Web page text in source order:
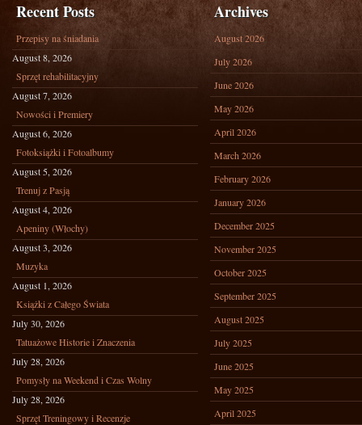
Recent Posts
Przepisy na śniadania
August 8, 2026
Sprzęt rehabilitacyjny
August 7, 2026
Nowości i Premiery
August 6, 2026
Fotoksiążki i Fotoalbumy
August 5, 2026
Trenuj z Pasją
August 4, 2026
Apeniny (Włochy)
August 3, 2026
Muzyka
August 1, 2026
Książki z Całego Świata
July 30, 2026
Tatuażowe Historie i Znaczenia
July 28, 2026
Pomysły na Weekend i Czas Wolny
July 28, 2026
Sprzęt Treningowy i Recenzje
Archives
August 2026
July 2026
June 2026
May 2026
April 2026
March 2026
February 2026
January 2026
December 2025
November 2025
October 2025
September 2025
August 2025
July 2025
June 2025
May 2025
April 2025